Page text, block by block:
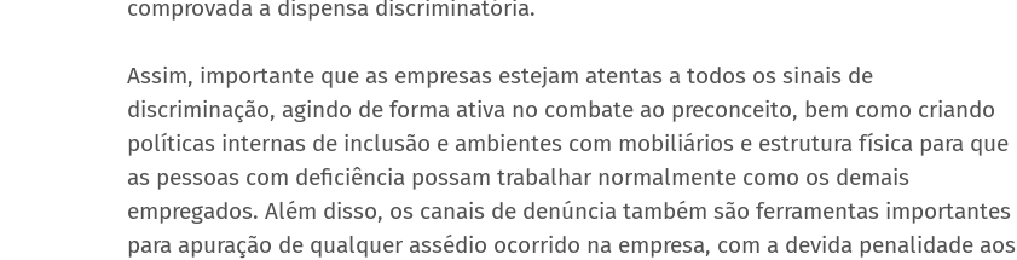
comprovada a dispensa discriminatória.
Assim, importante que as empresas estejam atentas a todos os sinais de
discriminação, agindo de forma ativa no combate ao preconceito, bem como criando
políticas internas de inclusão e ambientes com mobiliários e estrutura física para que
as pessoas com deficiência possam trabalhar normalmente como os demais
empregados. Além disso, os canais de denúncia também são ferramentas importantes
para apuração de qualquer assédio ocorrido na empresa, com a devida penalidade aos